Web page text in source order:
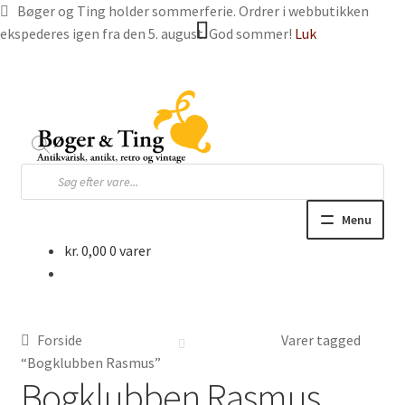
Bøger og Ting holder sommerferie. Ordrer i webbutikken
ekspederes igen fra den 5. august. God sommer! Luk
navigation
indhold
Products
search
Menu
Bøger og blade
kr. 0,00 0 varer
Forside
Varer tagged
“Bogklubben Rasmus”